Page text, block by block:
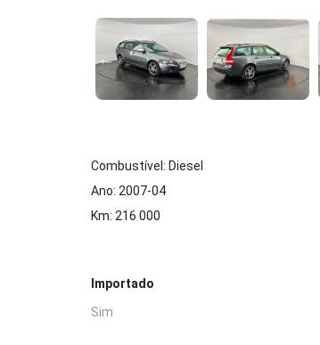
Combustível: Diesel
Ano: 2007-04
Km: 216 000
Importado
Sim